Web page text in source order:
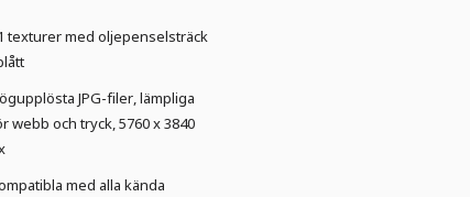
texturer med oljepenselsträck
JPG-filer, lämpliga
webb och tryck, 5760 x 3840
med alla kända